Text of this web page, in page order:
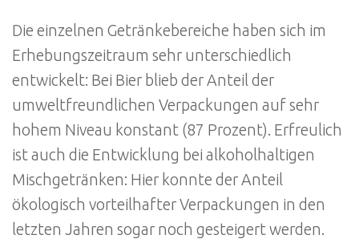
Die einzelnen Getränkebereiche haben sich im
Erhebungszeitraum sehr unterschiedlich
entwickelt: Bei Bier blieb der Anteil der
umweltfreundlichen Verpackungen auf sehr
hohem Niveau konstant (87 Prozent). Erfreulich
ist auch die Entwicklung bei alkoholhaltigen
Mischgetränken: Hier konnte der Anteil
ökologisch vorteilhafter Verpackungen in den
letzten Jahren sogar noch gesteigert werden.